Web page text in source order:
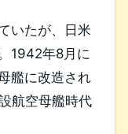
いたが、日米
1942年8月に
艦に改造され
航空母艦時代